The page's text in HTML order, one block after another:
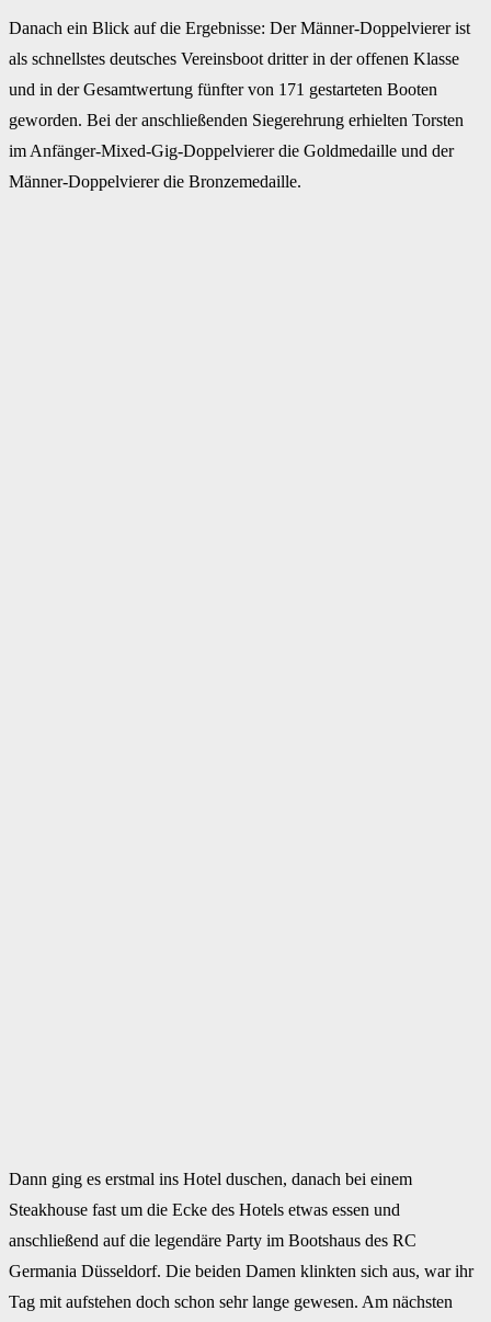
Danach ein Blick auf die Ergebnisse: Der Männer-Doppelvierer ist
als schnellstes deutsches Vereinsboot dritter in der offenen Klasse
und in der Gesamtwertung fünfter von 171 gestarteten Booten
geworden. Bei der anschließenden Siegerehrung erhielten Torsten
im Anfänger-Mixed-Gig-Doppelvierer die Goldmedaille und der
Männer-Doppelvierer die Bronzemedaille.
Dann ging es erstmal ins Hotel duschen, danach bei einem
Steakhouse fast um die Ecke des Hotels etwas essen und
anschließend auf die legendäre Party im Bootshaus des RC
Germania Düsseldorf. Die beiden Damen klinkten sich aus, war ihr
Tag mit aufstehen doch schon sehr lange gewesen. Am nächsten